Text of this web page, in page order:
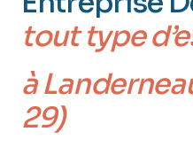
tout type
à
29)